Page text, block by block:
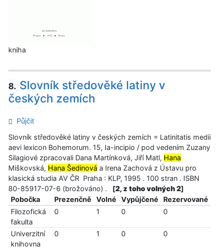
kniha
8. Slovník středověké latiny v
českých zemích
Půjčit
Slovník středověké latiny v českých zemích = Latinitatis medii
aevi lexicon Bohemorum. 15, Ia-incipio / pod vedením Zuzany
Silagiové zpracovali Dana Martínková, Jiří Matl, Hana
Miškovská, Hana Šedinová a Irena Zachová z Ústavu pro
klasická studia AV ČR Praha : KLP, 1995 . 100 stran . ISBN
80-85917-07-6 (brožováno) .
[2, z toho volných 2]
Pobočka
Prezenčně Volné Vypůjčené
Rezervované
Filozofická
fakulta
0 1 0 0
Univerzitní
knihovna
0 1 0 0